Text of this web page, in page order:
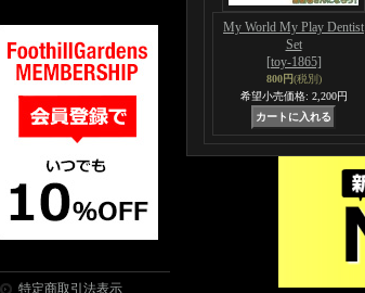
特定商取引法表示
My World My Play Dentist
Set
[toy-1865]
800円(税別)
希望小売価格: 2,200円